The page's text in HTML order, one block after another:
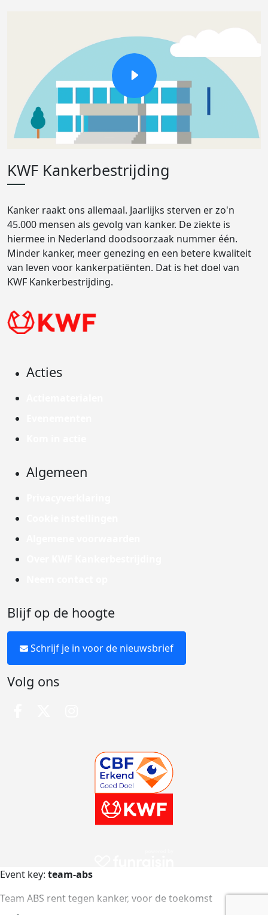
KWF Kankerbestrijding
Kanker raakt ons allemaal. Jaarlijks sterven er zo'n
45.000 mensen als gevolg van kanker. De ziekte is
hiermee in Nederland doodsoorzaak nummer één.
Minder kanker, meer genezing en een betere kwaliteit
van leven voor kankerpatiënten. Dat is het doel van
KWF Kankerbestrijding.
Acties
Algemeen
Blijf op de hoogte
Schrijf je in voor de nieuwsbrief
Volg ons
Event key: team-abs
Team ABS rent tegen kanker, voor de toekomst